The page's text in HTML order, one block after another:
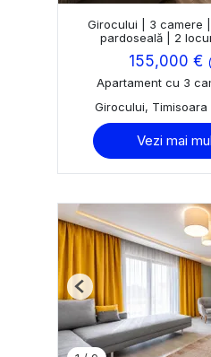
Girocului | 3 camere
pardoseală | 2
155,000 €
Apartament cu 3
Girocului, Timisoara
Vezi mai
Previous